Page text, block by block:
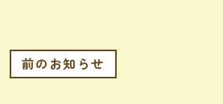
前のお知らせ